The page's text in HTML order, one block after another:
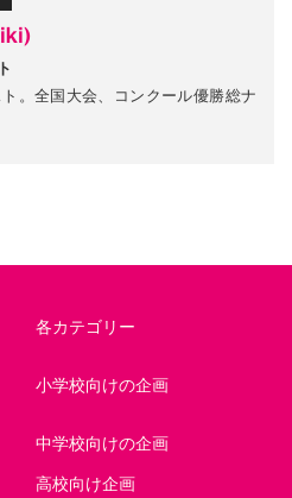
。全国大会、コンクール優勝総ナ
各カテゴリー
小学校向けの企画
中学校向けの企画
高校向け企画